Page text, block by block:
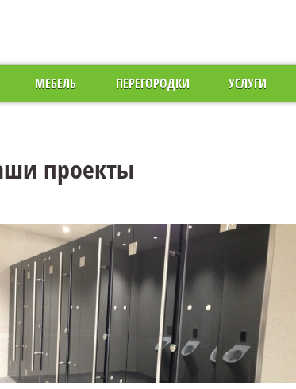
МЕБЕЛЬ ПЕРЕГОРОДКИ УСЛУГИ
проекты